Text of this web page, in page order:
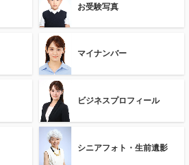
お受験写真
マイナンバー
ビジネスプロフィール
シニアフォト・生前遺影